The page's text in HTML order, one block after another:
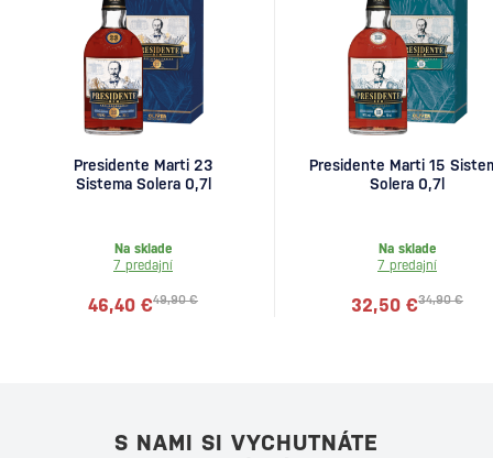
Presidente Marti 23
Sistema Solera 0,7l
Na sklade
7 predajní
49,90 €
46,40 €
Presidente Marti 15
Solera 0,7l
Na sklade
7 predajní
34,90 €
32,50 €
S NAMI SI VYCHUTNÁTE